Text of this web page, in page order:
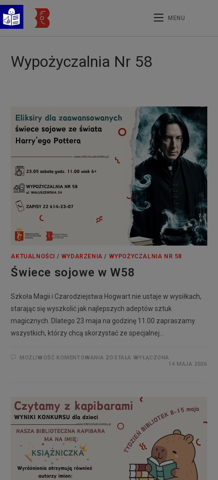
treści
MENU
Wypożyczalnia Nr 58
AKTUALNOŚCI / WYDARZENIA / WYPOŻYCZALNIA NR 58
Świece sojowe w W58
Szkoła Magii i Czarodziejstwa Hogwart nie ustaje w wysiłkach,
starając się wyszkolić jak najlepszych adeptów sztuk
magicznych. Dlatego 23 maja na godzinę 11.00 zapraszamy
wszystkich, którzy chcą skorzystać ze specjalnej…
MOŻLIWOŚĆ KOMENTOWANIA ZOSTAŁA WYŁĄCZONA
14 MAJA 2026